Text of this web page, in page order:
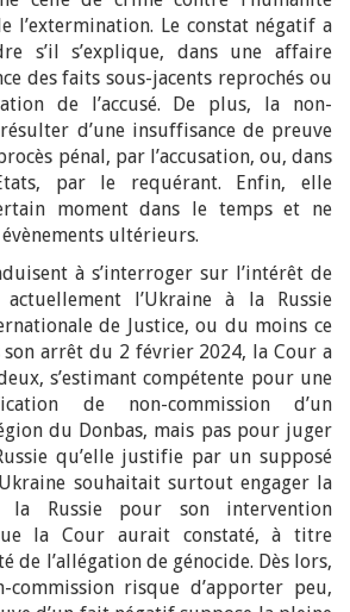
l’extermination. Le constat négatif a
s’il s’explique, dans une affaire
des faits sous-jacents reprochés ou
de l’accusé. De plus, la non-
d’une insuffisance de preuve
pénal, par l’accusation, ou, dans
par le requérant. Enfin, elle
moment dans le temps et ne
ultérieurs.
à s’interroger sur l’intérêt de
actuellement l’Ukraine à la Russie
de Justice, ou du moins ce
son arrêt du 2 février 2024, la Cour a
s’estimant compétente pour une
de non-commission d’un
du Donbas, mais pas pour juger
qu’elle justifie par un supposé
souhaitait surtout engager la
la Russie pour son intervention
la Cour aurait constaté, à titre
de l’allégation de génocide. Dès lors,
risque d’apporter peu,